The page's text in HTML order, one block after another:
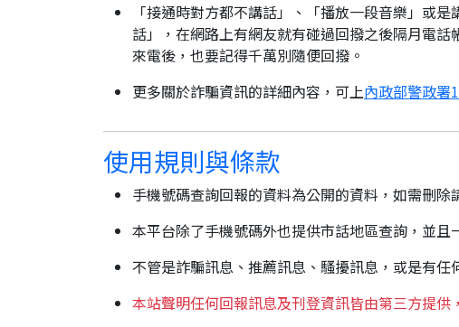
「接通時對方都不講話」、「播放一段音樂」或
話」，在網路上有網友就有碰過回撥之後隔月電
來電後，也要記得千萬別隨便回撥。
更多關於詐騙資訊的詳細內容，可上內政部警政署
使用規則與條款
手機號碼查詢回報的資料為公開的資料，如需刪除
本平台除了手機號碼外也提供市話地區查詢，並且
不管是詐騙訊息、推薦訊息、騷擾訊息，或是有任
本站聲明任何回報訊息及刊登資訊皆由第三方提供